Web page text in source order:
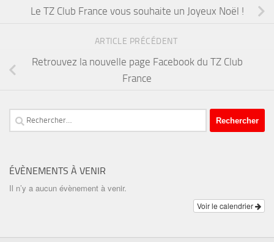
Le TZ Club France vous souhaite un Joyeux Noël !
ARTICLE PRÉCÉDENT
Retrouvez la nouvelle page Facebook du TZ Club
France
Rechercher :
ÉVÈNEMENTS À VENIR
Il n’y a aucun évènement à venir.
Voir le calendrier